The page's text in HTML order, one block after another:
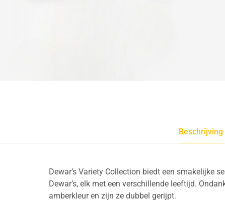
Beschrijving
Dewar’s Variety Collection biedt een smakelijke
Dewar’s, elk met een verschillende leeftijd.
amberkleur en zijn ze dubbel gerijpt.